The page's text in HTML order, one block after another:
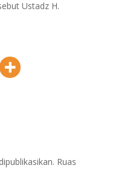
Ustadz H.
Ruas